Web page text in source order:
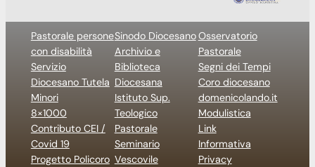
Pastorale persone
con disabilità
Servizio
Diocesano Tutela
Minori
8×1000
Contributo CEI /
Covid 19
Progetto Policoro
Sinodo Diocesano
Archivio e
Biblioteca
Diocesana
Istituto Sup.
Teologico
Pastorale
Seminario
Vescovile
Osservatorio
Pastorale
Segni dei Tempi
Coro diocesano
domenicolando.it
Modulistica
Link
Informativa
Privacy